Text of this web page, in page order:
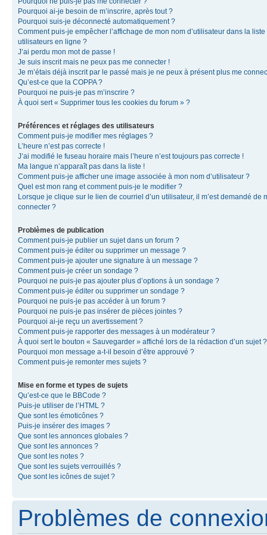
Pourquoi ai-je besoin de m’inscrire, après tout ?
Pourquoi suis-je déconnecté automatiquement ?
Comment puis-je empêcher l’affichage de mon nom d’utilisateur dans la liste
utilisateurs en ligne ?
J’ai perdu mon mot de passe !
Je suis inscrit mais ne peux pas me connecter !
Je m’étais déjà inscrit par le passé mais je ne peux à présent plus me
Qu’est-ce que la COPPA ?
Pourquoi ne puis-je pas m’inscrire ?
À quoi sert « Supprimer tous les cookies du forum » ?
Préférences et réglages des utilisateurs
Comment puis-je modifier mes réglages ?
L’heure n’est pas correcte !
J’ai modifié le fuseau horaire mais l’heure n’est toujours pas correcte !
Ma langue n’apparaît pas dans la liste !
Comment puis-je afficher une image associée à mon nom d’utilisateur ?
Quel est mon rang et comment puis-je le modifier ?
Lorsque je clique sur le lien de courriel d’un utilisateur, il m’est demandé de
connecter ?
Problèmes de publication
Comment puis-je publier un sujet dans un forum ?
Comment puis-je éditer ou supprimer un message ?
Comment puis-je ajouter une signature à un message ?
Comment puis-je créer un sondage ?
Pourquoi ne puis-je pas ajouter plus d’options à un sondage ?
Comment puis-je éditer ou supprimer un sondage ?
Pourquoi ne puis-je pas accéder à un forum ?
Pourquoi ne puis-je pas insérer de pièces jointes ?
Pourquoi ai-je reçu un avertissement ?
Comment puis-je rapporter des messages à un modérateur ?
À quoi sert le bouton « Sauvegarder » affiché lors de la rédaction d’un sujet ?
Pourquoi mon message a-t-il besoin d’être approuvé ?
Comment puis-je remonter mes sujets ?
Mise en forme et types de sujets
Qu’est-ce que le BBCode ?
Puis-je utiliser de l’HTML ?
Que sont les émoticônes ?
Puis-je insérer des images ?
Que sont les annonces globales ?
Que sont les annonces ?
Que sont les notes ?
Que sont les sujets verrouillés ?
Que sont les icônes de sujet ?
Problèmes de